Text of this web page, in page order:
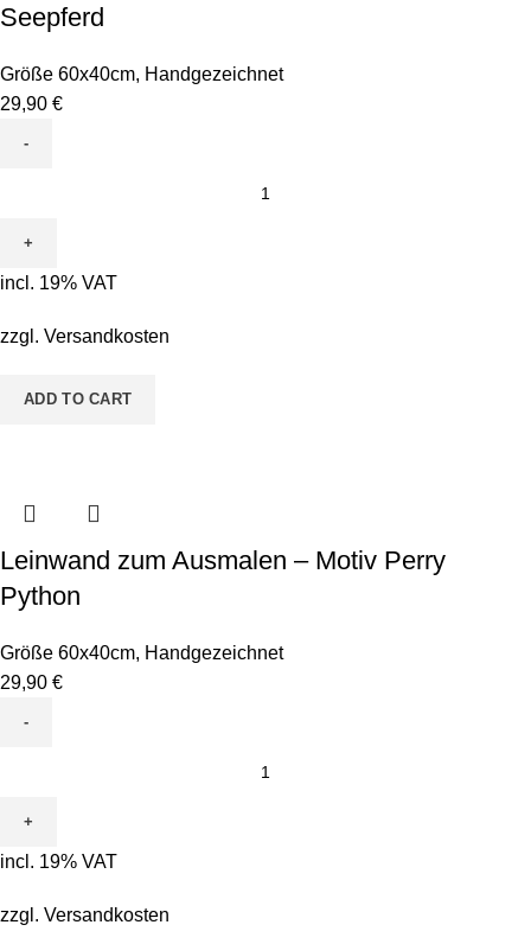
Seepferd
Größe 60x40cm, Handgezeichnet
29,90 €
Ausmalen
-
Sina
quantity
incl. 19% VAT
zzgl. Versandkosten
ADD TO CART
Leinwand zum Ausmalen – Motiv Perry
Python
Größe 60x40cm, Handgezeichnet
29,90 €
Ausmalen
-
Perry
incl. 19% VAT
zzgl. Versandkosten